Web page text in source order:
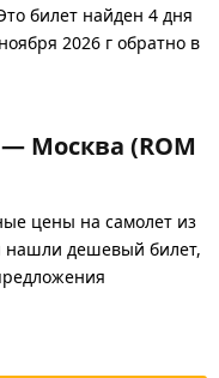
билет найден 4 дня
2026 г обратно в
Москва (ROM
цены на самолет из
нашли дешевый билет,